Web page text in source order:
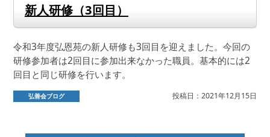
新人研修（3回目）
令和3年度弘恩苑の新人研修も3回目を迎えました。今回の
研修参加者は2回目に参加出来なかった職員。基本的には2
回目と同じ研修を行います。
弘善会ブログ 投稿日：2021年12月15日